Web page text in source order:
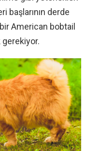
başlarının derde
American bobtail